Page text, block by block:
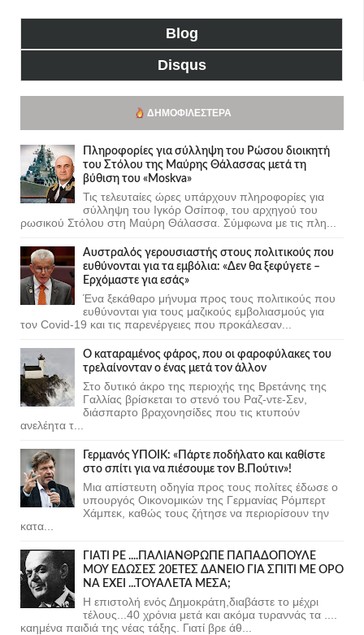
Blog
Disqus
ΔΗΜΟΦΙΛΈΣΤΕΡΑ
Πληροφορίες για σύλληψη του Ρώσου διοικητή
του Στόλου της Mαύρης Θάλασσας μετά τη
βύθιση του «Moskva»
Τις τελευταίες ώρες υπάρχουν πληροφορίες για
σύλληψη του Ιγκόρ Οσίποφ, του αρχηγού του
ρωσικού Στόλου στη Μαύρη Θάλασσα. Σύμφωνα με τις πλη...
Αυστραλός γερουσιαστής στους πολιτικούς που
ευθύνονται για τα εμβόλια: «Δεν θα ξεφύγετε –
Ερχόμαστε για εσάς»
Ένα ξεκάθαρο μήνυμα προς τους πολιτικούς που
ευθύνονται για τους μαζικούς εμβολιασμούς για
τον Covid-19 και τις παρενέργειες που προκάλεσαν...
Ο καταραμένος φάρος, που οι φαροφύλακες του
τρελαίνονταν ο ένας μετά τον άλλον
Στο δυτικό άκρο της περιοχής της Βρετάνης της
Γαλλίας βρίσκεται το στενό του Ραζ-ντε-Σεν,
διάσπαρτο βραχονησίδες που τις κτυπούν
ανελέητα τ...
Γερμανός ΥΠΟΙΚ: «Πάρτε ποδήλατο και καθίστε
στο σπίτι για να πιέσουμε τον Β.Πούτιν»!
Μια απίστευτη οδηγία προς τους πολίτες έδωσε ο
υπουργός Οικονομικών της Γερμανίας Ρόμπερτ
Χάμπεκ, καθώς τους ζήτησε να περιορίσουν την
κατα...
ΓΙΑΤΙ ΡΕ ....ΠΑΛΙΑΝΘΡΩΠΕ ΠΑΠΑΔΟΠΟΥΛΕ
ΜΟΥ ΕΔΩΣΕΣ 20ΕΤΕΣ ΔΑΝΕΙΟ ΓΙΑ ΣΠΙΤΙ ΜΕ ΟΡΟ
ΝΑ ΕΧΕΙ ...ΤΟΥΑΛΕΤΑ ΜΕΣΑ;
Η επιστολή ενός Δημοκράτη,διαβάστε το μέχρι
τέλους...40 χρόνια μετά και ακόμα τυραννάς τα ....
καημένα παιδιά της νέας τάξης. Γιατί βρε άθ...